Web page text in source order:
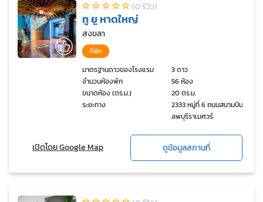
(0 รีวิว)
ทู ยู หาดใหญ่
สงขลา
ที่พัก
มาตรฐานดาวของโรงแรม
3 ดาว
จำนวนห้องพัก
56 ห้อง
ขนาดห้อง (ตร.ม.)
20 ตร.ม.
ระยะทาง
2333 หมู่ที่ 6 ถนนสนามบิน-
ลพบุรีราเมศวร์
เปิดโดย Google Map ดูข้อมูลสถานที่